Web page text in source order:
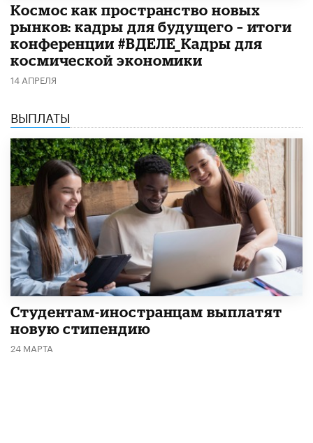
Космос как пространство новых
рынков: кадры для будущего – итоги
конференции #ВДЕЛЕ_Кадры для
космической экономики
14 АПРЕЛЯ
ВЫПЛАТЫ
Студентам-иностранцам выплатят
новую стипендию
24 МАРТА